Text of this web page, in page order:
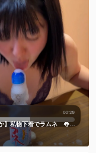
【裏しずか】私物下着でラムネ 👅舌でお迎え👅